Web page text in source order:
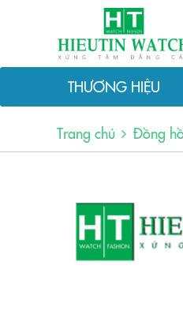
THƯƠNG HIỆU
Trang chủ Đồng